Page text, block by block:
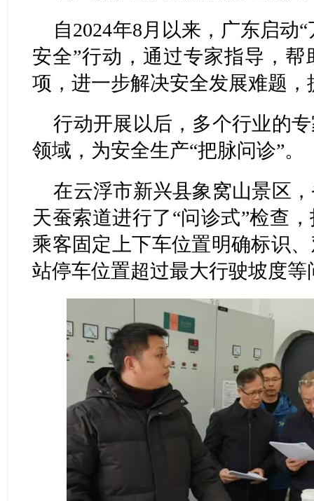
自2024年8月以来，广东启动
安全”行动，通过专家指导，
项，进一步解决安全发展难题
行动开展以后，多个行业的
领域，为安全生产“把脉问诊”。
在云浮市新兴县象窝山景区
天蚕索道进行了“问诊式”检查
乘客固定上下车位置明确标识
站停车位置超过最大行驶坡度等